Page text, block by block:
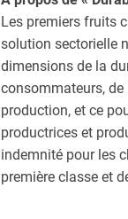
Les premiers fruits
solution sectorielle
dimensions de la
consommateurs, de
production, et ce
productrices et
indemnité pour les
première classe et